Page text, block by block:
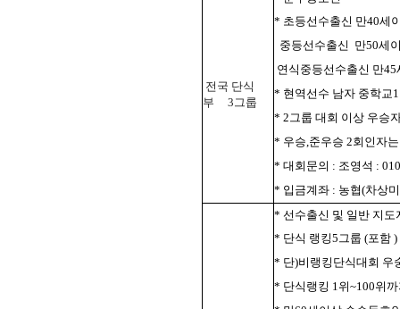
전국 단식
부
3그룹
* 초등선수출신 만40세
중등선수출신 만50세
연식중등선수출신 만
* 현역선수 남자 중학교
* 2그룹 대회 이상 우승
* 우승,준우승 2회인자
* 대회문의 : 조영석 :
* 입금계좌 : 농협(차상
* 선수출신 및 일반 지
* 단식 랭킹5그룹 (포함
* 단)비랭킹단식대회 우
* 단식랭킹 1위~100위